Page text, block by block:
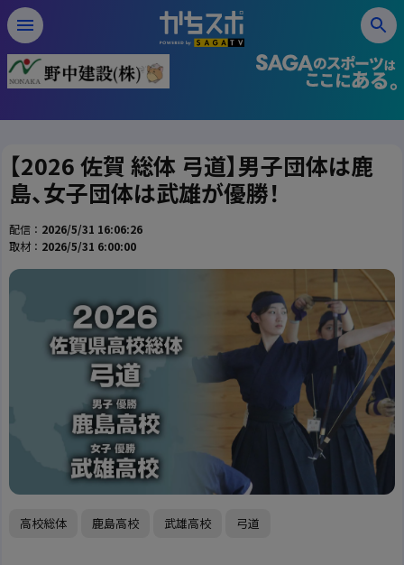
【2026 佐賀 総体 弓道】男子団体は鹿
島、女子団体は武雄が優勝！
配信： 2026/5/31 16:06:26
取材： 2026/5/31 6:00:00
高校総体 鹿島高校 武雄高校 弓道